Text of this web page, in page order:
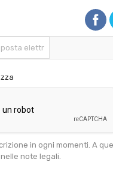
in ogni momenti. A
note legali.